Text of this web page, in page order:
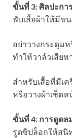
ขั้นที่ 3: ศิลปะกา
พับเสื้อผ้าให้มีข
อย่าวางกระดุม
ทำให้วาล์วเสีย
สำหรับเสื้อที่มีเ
หรือวางผ้าเช็ด
ขั้นที่ 4: การดูดล
รูดซิปล็อกให้สนิ